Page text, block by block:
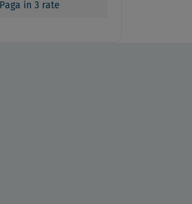
Paga in 3 rate